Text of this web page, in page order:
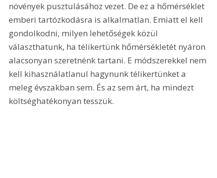
növények pusztulásához vezet. De ez a hőmérséklet
emberi tartózkodásra is alkalmatlan. Emiatt el kell
gondolkodni, milyen lehetőségek közül
választhatunk, ha télikertünk hőmérsékletét nyáron
alacsonyan szeretnénk tartani. E módszerekkel nem
kell kihasználatlanul hagynunk télikertünket a
meleg évszakban sem. És az sem árt, ha mindezt
költséghatékonyan tesszük.